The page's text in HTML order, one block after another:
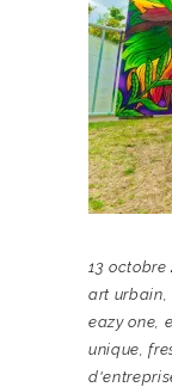
13 octobre
art urbain,
eazy one,
unique,